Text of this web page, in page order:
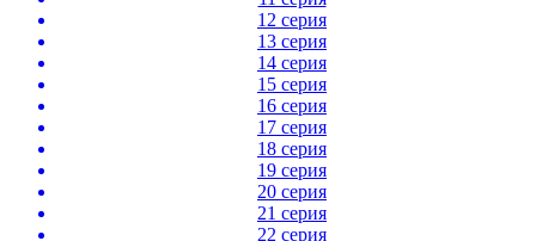
12 серия
13 серия
14 серия
15 серия
16 серия
17 серия
18 серия
19 серия
20 серия
21 серия
22 серия